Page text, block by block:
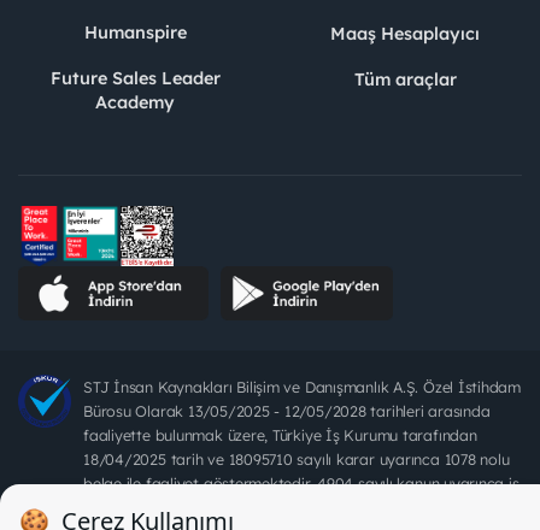
Humanspire
Future Sales Leader
Academy
Maaş Hesaplayıcı
Tüm araçlar
STJ İnsan Kaynakları Bilişim ve Danışmanlık A.Ş. Özel İstihdam
Bürosu Olarak 13/05/2025 - 12/05/2028 tarihleri arasında
faaliyette bulunmak üzere, Türkiye İş Kurumu tarafından
18/04/2025 tarih ve 18095710 sayılı karar uyarınca 1078 nolu
belge ile faaliyet göstermektedir. 4904 sayılı kanun uyarınca iş